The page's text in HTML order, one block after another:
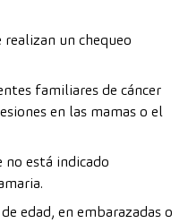
un chequeo
familiares de cáncer
en las mamas o el
no está indicado
edad, en embarazadas o